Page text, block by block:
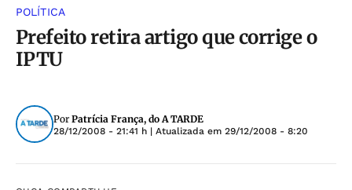
POLÍTICA
Prefeito retira artigo que corrige o
IPTU
Por Patrícia França, do A TARDE
28/12/2008 - 21:41 h | Atualizada em 29/12/2008 - 8:20